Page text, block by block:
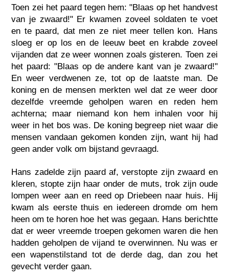
Toen zei het paard tegen hem: "Blaas op het handvest
van je zwaard!" Er kwamen zoveel soldaten te voet
en te paard, dat men ze niet meer tellen kon. Hans
sloeg er op los en de leeuw beet en krabde zoveel
vijanden dat ze weer wonnen zoals gisteren. Toen zei
het paard: "Blaas op de andere kant van je zwaard!"
En weer verdwenen ze, tot op de laatste man. De
koning en de mensen merkten wel dat ze weer door
dezelfde vreemde geholpen waren en reden hem
achterna; maar niemand kon hem inhalen voor hij
weer in het bos was. De koning begreep niet waar die
mensen vandaan gekomen konden zijn, want hij had
geen ander volk om bijstand gevraagd.
Hans zadelde zijn paard af, verstopte zijn zwaard en
kleren, stopte zijn haar onder de muts, trok zijn oude
lompen weer aan en reed op Driebeen naar huis. Hij
kwam als eerste thuis en iedereen dromde om hem
heen om te horen hoe het was gegaan. Hans berichtte
dat er weer vreemde troepen gekomen waren die hen
hadden geholpen de vijand te overwinnen. Nu was er
een wapenstilstand tot de derde dag, dan zou het
gevecht verder gaan.